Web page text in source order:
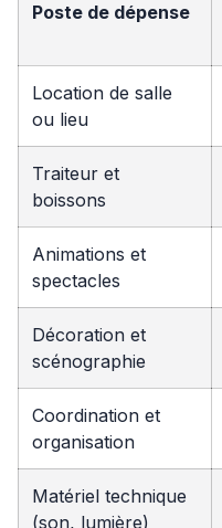
Poste de dépense
Location de salle
ou lieu
Traiteur et
boissons
Animations et
spectacles
Décoration et
scénographie
Coordination et
organisation
Matériel technique
(son, lumière)